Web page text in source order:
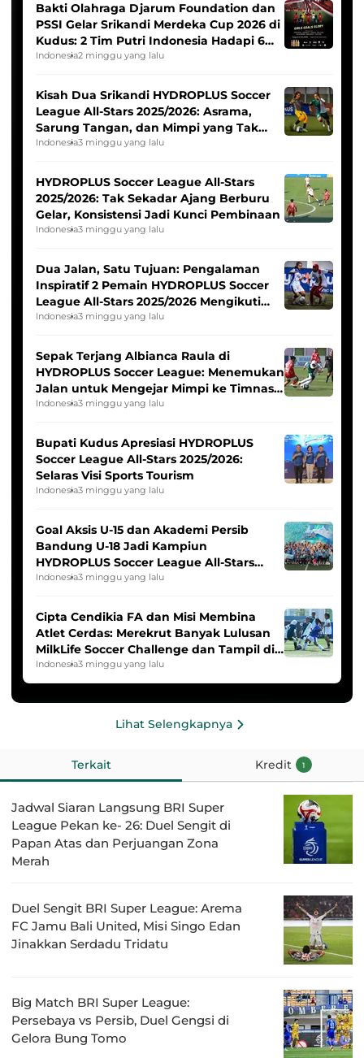
Bakti Olahraga Djarum Foundation dan
PSSI Gelar Srikandi Merdeka Cup 2026 di
Kudus: 2 Tim Putri Indonesia Hadapi 6
Tim Asia
Indonesia2 minggu yang lalu
Kisah Dua Srikandi HYDROPLUS Soccer
League All-Stars 2025/2026: Asrama,
Sarung Tangan, dan Mimpi yang Tak
Pernah Padam
Indonesia3 minggu yang lalu
HYDROPLUS Soccer League All-Stars
2025/2026: Tak Sekadar Ajang Berburu
Gelar, Konsistensi Jadi Kunci Pembinaan
Indonesia3 minggu yang lalu
Dua Jalan, Satu Tujuan: Pengalaman
Inspiratif 2 Pemain HYDROPLUS Soccer
League All-Stars 2025/2026 Mengikuti
Seleksi Timnas Indonesia Putri
Indonesia3 minggu yang lalu
Sepak Terjang Albianca Raula di
HYDROPLUS Soccer League: Menemukan
Jalan untuk Mengejar Mimpi ke Timnas
Indonesia Putri
Indonesia3 minggu yang lalu
Bupati Kudus Apresiasi HYDROPLUS
Soccer League All-Stars 2025/2026:
Selaras Visi Sports Tourism
Indonesia3 minggu yang lalu
Goal Aksis U-15 dan Akademi Persib
Bandung U-18 Jadi Kampiun
HYDROPLUS Soccer League All-Stars
2025/2026
Indonesia3 minggu yang lalu
Cipta Cendikia FA dan Misi Membina
Atlet Cerdas: Merekrut Banyak Lulusan
MilkLife Soccer Challenge dan Tampil di
HYDROPLUS Soccer League
Indonesia3 minggu yang lalu
Lihat Selengkapnya
Terkait Kredit 1
Jadwal Siaran Langsung BRI Super
League Pekan ke- 26: Duel Sengit di
Papan Atas dan Perjuangan Zona
Merah
Duel Sengit BRI Super League: Arema
FC Jamu Bali United, Misi Singo Edan
Jinakkan Serdadu Tridatu
Big Match BRI Super League:
Persebaya vs Persib, Duel Gengsi di
Gelora Bung Tomo